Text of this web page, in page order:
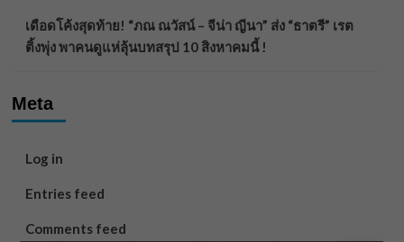
เดือดโค้งสุดท้าย! “ภณ ณวัสน์ – จีน่า ญีนา” ส่ง “ธาตรี” เรต
ติ้งพุ่ง พาคนดูแห่ลุ้นบทสรุป 10 สิงหาคมนี้ !
Meta
Log in
Entries feed
Comments feed